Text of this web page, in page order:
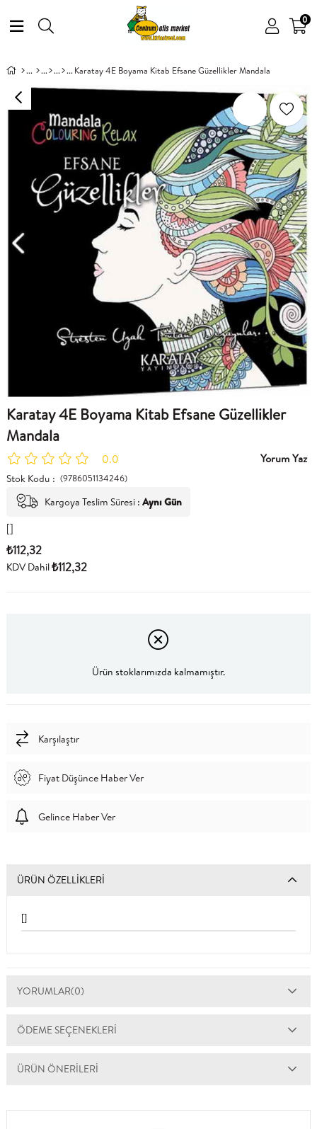
0
Karatay 4E Boyama Kitab Efsane Güzellikler Mandala
Karatay 4E Boyama Kitab Efsane Güzellikler
Mandala
0.0 Yorum Yaz
Stok Kodu (9786051134246)
Kargoya Teslim Süresi : Aynı Gün
[]
₺112,32
KDV Dahil₺112,32
Ürün stoklarımızda kalmamıştır.
Karşılaştır
Fiyat Düşünce Haber Ver
Gelince Haber Ver
ÜRÜN ÖZELLIKLERI
[]
YORUMLAR(0)
ÖDEME SEÇENEKLERI
ÜRÜN ÖNERILERI